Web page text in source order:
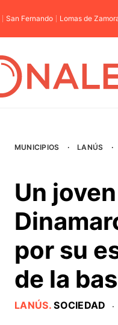
San Fernando Lomas de
MUNICIPIOS · LANÚS ·
Un
por su
de la
LANÚS.SOCIEDAD ·